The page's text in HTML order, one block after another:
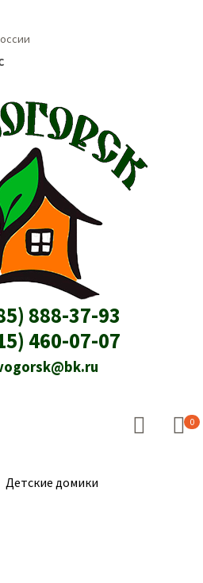
888-37-93
460-07-07
0
Детские домики